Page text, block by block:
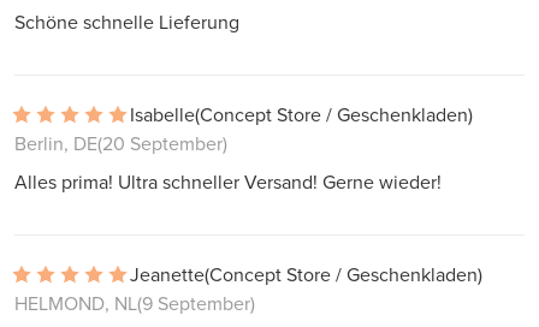
Schöne schnelle Lieferung
Isabelle(Concept Store / Geschenkladen)
Berlin, DE(20 September)
Alles prima! Ultra schneller Versand! Gerne wieder!
Jeanette(Concept Store / Geschenkladen)
HELMOND, NL(9 September)